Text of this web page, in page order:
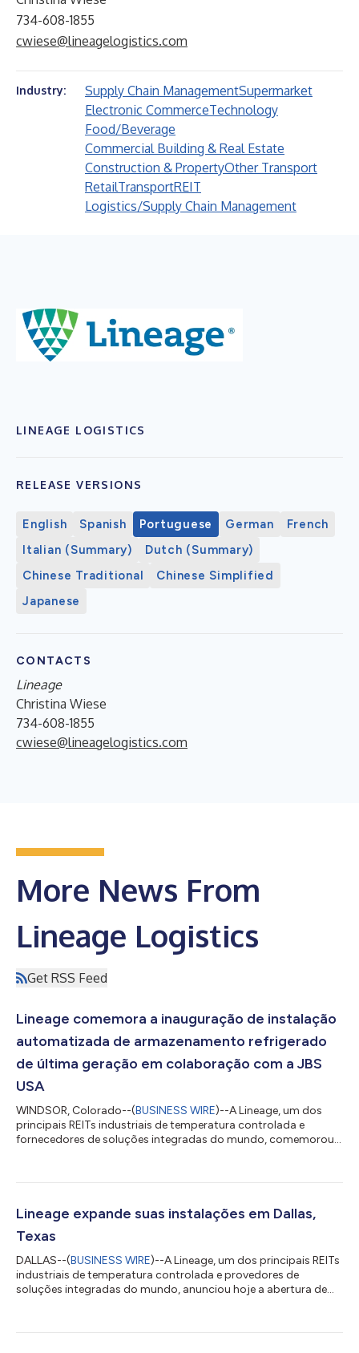
734-608-1855
cwiese@lineagelogistics.com
Industry: Supply Chain ManagementSupermarket
Electronic CommerceTechnology
Food/Beverage
Commercial Building & Real Estate
Construction & PropertyOther Transport
RetailTransportREIT
Logistics/Supply Chain Management
LINEAGE LOGISTICS
RELEASE VERSIONS
English Spanish Portuguese German
French
Italian (Summary)
Dutch (Summary)
Chinese Traditional
Chinese Simplified
Japanese
CONTACTS
Lineage
Christina Wiese
734-608-1855
cwiese@lineagelogistics.com
More News From
Lineage Logistics
Get RSS Feed
Lineage comemora a inauguração de instalação
automatizada de armazenamento refrigerado
de última geração em colaboração com a JBS
USA
WINDSOR, Colorado--(BUSINESS WIRE)--A Lineage, um dos
principais REITs industriais de temperatura controlada e
fornecedores de soluções integradas do mundo, comemorou
uma empresa líder global em alimentos, a Lineage desenvolveu
os clientes da JBS. A instalação totalmente automatizada de
próxima geração em Windsor e...
Lineage expande suas instalações em Dallas,
Texas
DALLAS--(BUSINESS WIRE)--A Lineage, um dos principais REITs
industriais de temperatura controlada e provedores de
soluções integradas do mundo, anunciou hoje a abertura de
presença da Lineage no Texas, que agora totaliza quase 20